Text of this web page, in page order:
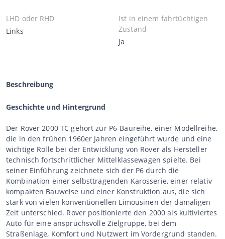
LHD oder RHD
Links
Ist in einem fahrtüchtigen
Zustand
Ja
Beschreibung
Geschichte und Hintergrund
Der Rover 2000 TC gehört zur P6-Baureihe, einer Modellreihe,
die in den frühen 1960er Jahren eingeführt wurde und eine
wichtige Rolle bei der Entwicklung von Rover als Hersteller
technisch fortschrittlicher Mittelklassewagen spielte. Bei
seiner Einführung zeichnete sich der P6 durch die
Kombination einer selbsttragenden Karosserie, einer relativ
kompakten Bauweise und einer Konstruktion aus, die sich
stark von vielen konventionellen Limousinen der damaligen
Zeit unterschied. Rover positionierte den 2000 als kultiviertes
Auto für eine anspruchsvolle Zielgruppe, bei dem
Straßenlage, Komfort und Nutzwert im Vordergrund standen.